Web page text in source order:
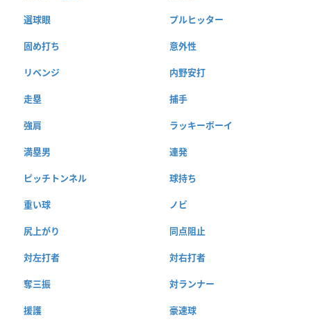
選球眼 プルヒッター
固め打ち 意外性
リベンジ 内野安打
走塁 捕手
強肩 ラッキーボーイ
満塁男 連発
ピッチトンネル 球持ち
重い球 ノビ
尻上がり 同点阻止
対左打者 対右打者
奪三振 対ランナー
援護 豪速球